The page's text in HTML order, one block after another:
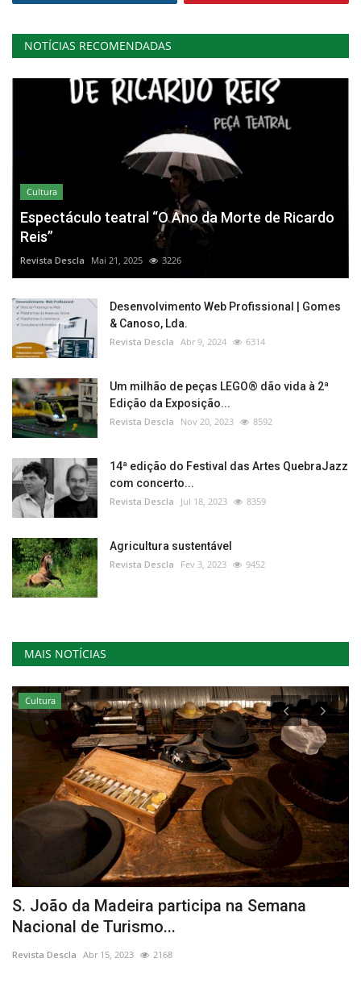
NOTÍCIAS RECOMENDADAS
Cultura
Espectáculo teatral “O Ano da Morte de Ricardo
Reis”
Revista Descla Mai 21, 2025 3226
Desenvolvimento Web Profissional | Gomes
& Canoso, Lda.
Revista Descla Abr 9, 2024 6314
Um milhão de peças LEGO® dão vida à 2ª
Edição da Exposição...
Revista Descla Nov 20, 2023 8592
14ª edição do Festival das Artes QuebraJazz
com concerto...
Revista Descla Jul 18, 2023 8359
Agricultura sustentável
Revista Descla Fev 3, 2023 9452
MAIS NOTÍCIAS
Cultura
S. João da Madeira participa na Semana
Nacional de Turismo...
Revista Descla Abr 15, 2023 2168